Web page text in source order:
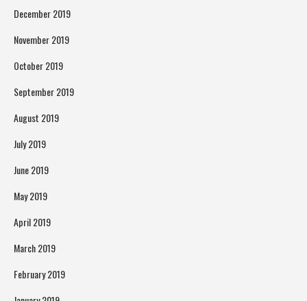
December 2019
November 2019
October 2019
September 2019
August 2019
July 2019
June 2019
May 2019
April 2019
March 2019
February 2019